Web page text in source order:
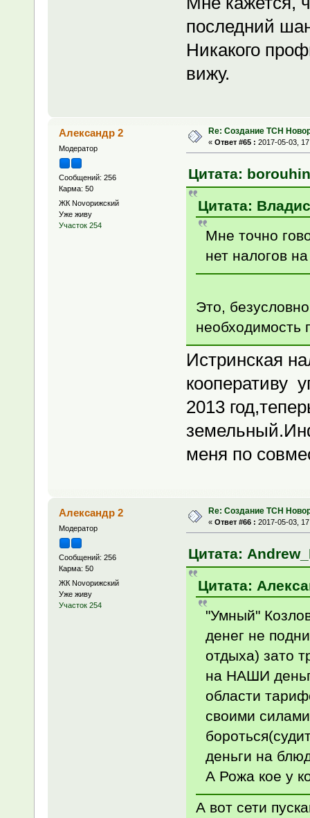
последний
Никакого
вижу.
Александр 2
Модератор
Сообщений: 256
Карма: 50
ЖК Novoрижский
Уже живу
Участок 254
Re: Создание ТСН
« Ответ #65 : 2017-05-03,
Цитата:
Цитата:
Мне точно
нет налогов
Это,
необходимость
Истринская
кооперативу
2013
меня по
Александр 2
Модератор
Сообщений: 256
Карма: 50
ЖК Novoрижский
Уже живу
Участок 254
Re: Создание ТСН
« Ответ #66 : 2017-05-03,
Цитата:
Цитата:
"Умный"
денег не
отдыха) зато
на НАШИ
области
своими
деньги на
А Рожа кое у
А вот сети